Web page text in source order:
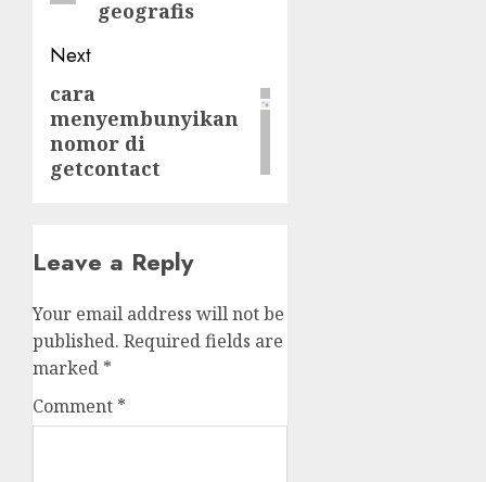
geografis
Next
Next
post:
cara
menyembunyikan
nomor di
getcontact
Leave a Reply
Your email address will not be
published. Required fields are
marked *
Comment *